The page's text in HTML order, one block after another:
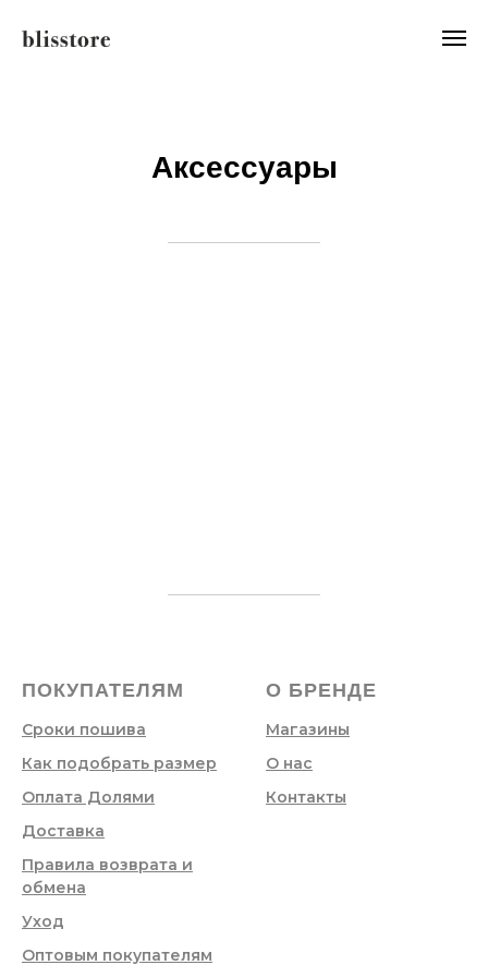
Аксессуары
ПОКУПАТЕЛЯМ
Сроки пошива
Как подобрать размер
Оплата Долями
Доставка
Правила возврата и
обмена
Уход
Оптовым покупателям
О БРЕНДЕ
Магазины
О нас
Контакты